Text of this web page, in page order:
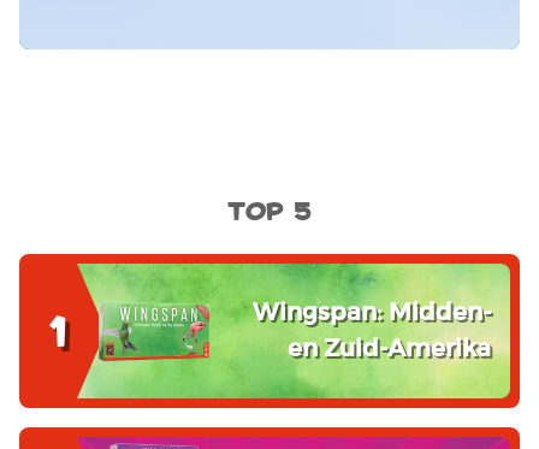
Top 5
1
Wingspan: Midden-
en Zuid-Amerika